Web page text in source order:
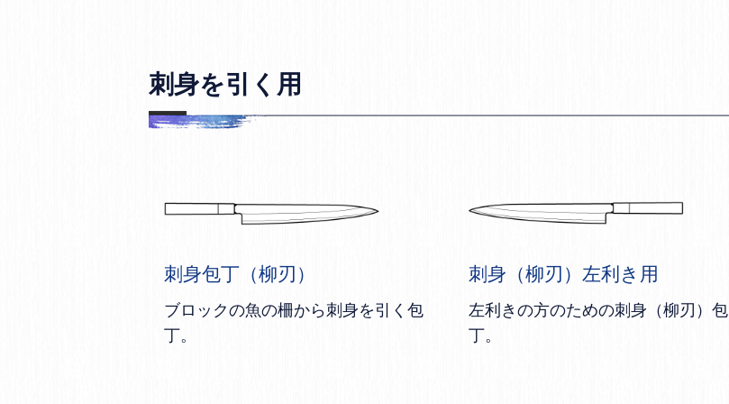
刺身を引く用
刺身包丁（柳刃）
ブロックの魚の柵から刺身を引く包
丁。
刺身（柳刃）左利き用
左利きの方のための刺身（柳刃）包
丁。